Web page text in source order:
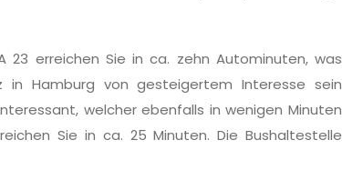
23 erreichen Sie in ca. zehn Autominuten, was
Hamburg von gesteigertem Interesse sein
welcher ebenfalls in wenigen Minuten
Sie in ca. 25 Minuten. Die Bushaltestelle